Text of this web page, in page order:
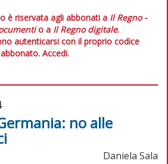
è riservata agli abbonati a Il Regno -
o a Il Regno digitale.
autenticarsi con il proprio codice
abbonato. Accedi.
no alle
Daniela Sala